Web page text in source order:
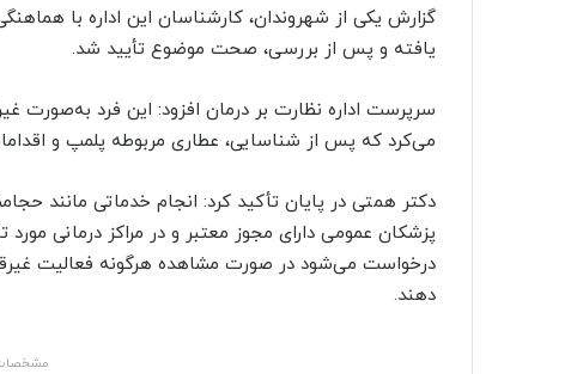
یافته و پس از بررسی، صحت موضوع تأیید شد.
سرپرست اداره نظارت بر درمان افزود: این فرد به‌صورت
می‌کرد که پس از شناسایی، عطاری مربوطه پلمپ و
دکتر همتی در پایان تأکید کرد: انجام خدماتی
پزشکان عمومی دارای مجوز معتبر و در مراکز درمانی
دهند.